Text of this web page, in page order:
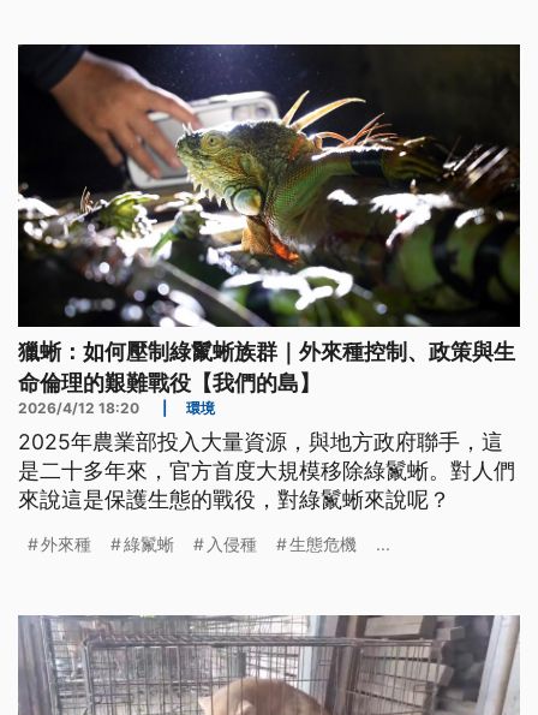
獵蜥：如何壓制綠鬣蜥族群｜外來種控制、政策與生
命倫理的艱難戰役【我們的島】
2026/4/12 18:20 環境
2025年農業部投入大量資源，與地方政府聯手，這
是二十多年來，官方首度大規模移除綠鬣蜥。對人們
來說這是保護生態的戰役，對綠鬣蜥來說呢？
外來種 綠鬣蜥 入侵種 生態危機 ...